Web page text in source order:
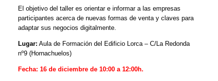
El objetivo del taller es orientar e informar a las empresas
participantes acerca de nuevas formas de venta y claves para
adaptar sus negocios digitalmente.
Lugar: Aula de Formación del Edificio Lorca – C/La Redonda
nº9 (Hornachuelos)
Fecha: 16 de diciembre de 10:00 a 12:00h.